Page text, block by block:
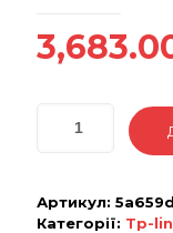
Артикул:
Категорії: Tp-